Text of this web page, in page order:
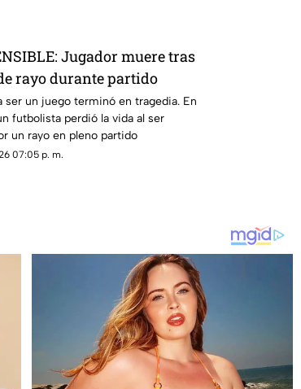
Jugador muere tras
rayo durante partido
ser un juego terminó en tragedia. En
futbolista perdió la vida al ser
un rayo en pleno partido
07:05 p. m.